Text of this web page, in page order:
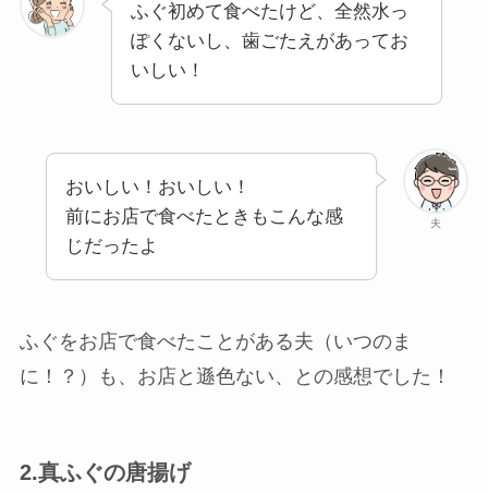
ふぐ初めて食べたけど、全然水っ
ぽくないし、歯ごたえがあってお
いしい！
夫
おいしい！おいしい！
前にお店で食べたときもこんな感
じだったよ
ふぐをお店で食べたことがある夫（いつのま
に！？）も、お店と遜色ない、との感想でした！
2.真ふぐの唐揚げ